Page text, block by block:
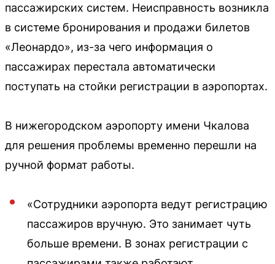
пассажирских систем. Неисправность возникла
в системе бронирования и продажи билетов
«Леонардо», из-за чего информация о
пассажирах перестала автоматически
поступать на стойки регистрации в аэропортах.
В нижегородском аэропорту имени Чкалова
для решения проблемы временно перешли на
ручной формат работы.
«Сотрудники аэропорта ведут регистрацию
пассажиров вручную. Это занимает чуть
больше времени. В зонах регистрации с